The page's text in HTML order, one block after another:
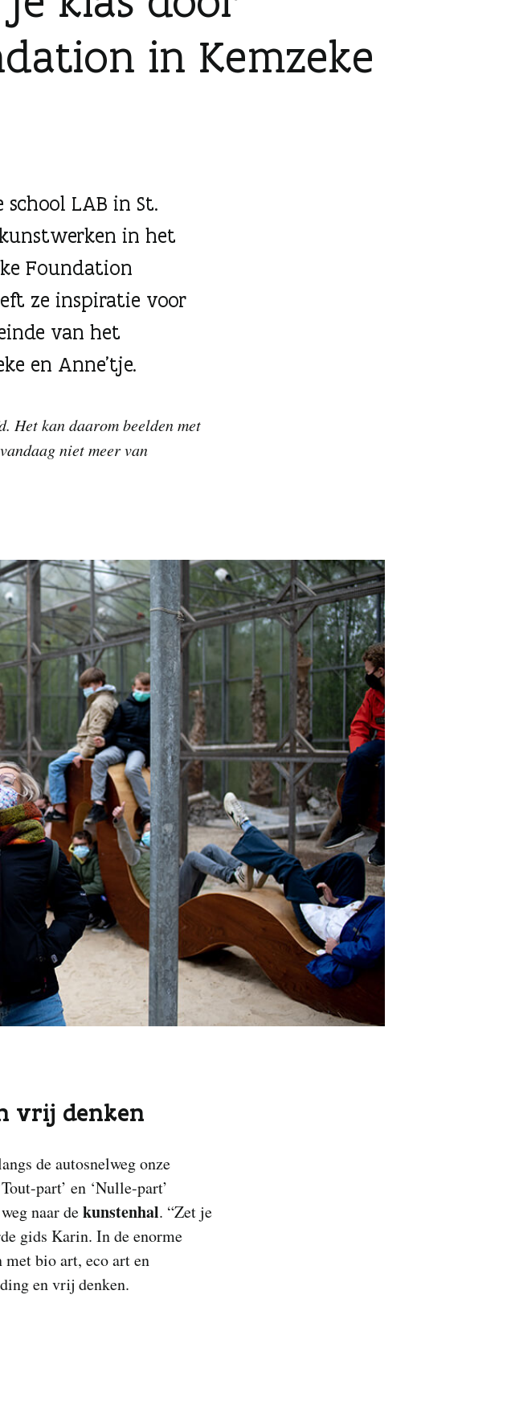
in Kemzeke
school LAB in St.
in het
Foundation
ze inspiratie voor
van het
en Anne’tje.
Het kan daarom beelden met
niet meer van
vrij denken
de autosnelweg onze
part’ en ‘Nulle-part’
naar dekunstenhal. “Zet je
gids Karin. In de enorme
bio art, eco art en
en vrij denken.